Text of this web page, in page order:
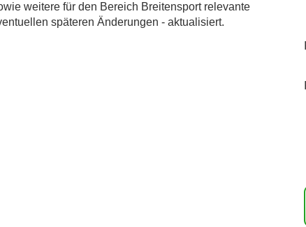
weitere für den Bereich Breitensport relevante
späteren Änderungen - aktualisiert.